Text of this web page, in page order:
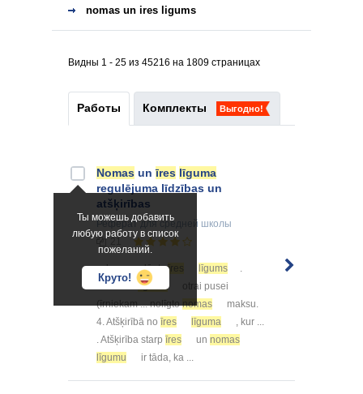
nomas un ires ligums
Видны 1 - 25 из 45216 на 1809 страницах
Работы Комплекты Выгодно!
Ты можешь добавить
любую работу в список
пожеланий.
Круто!
Nomas unīres līguma
regulējuma līdzības un
atšķirības
Рефератдля средней школы
... kuru noslēgtsīres līgums
.
Savukārt līguma
otrai pusei
(īrniekam ... nolīgtonomas
maksu.
4. Atšķirībā no īres līguma
, kur ...
. Atšķirība starp īres un nomas
līgumu
ir tāda, ka ...